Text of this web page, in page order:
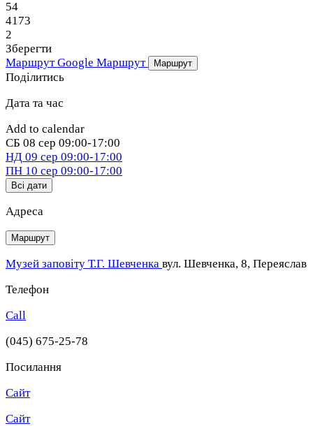
54
4173
2
Зберегти
Маршрут Google Маршрут Маршрут
Поділитись
Дата та час
Add to calendar
СБ 08 сер 09:00-17:00
НД 09 сер 09:00-17:00
ПН 10 сер 09:00-17:00
Всі дати
Адреса
Маршрут
Музей заповіту Т.Г. Шевченка вул. Шевченка, 8, Переяслав
Телефон
Call
(045) 675-25-78
Посилання
Сайт
Сайт